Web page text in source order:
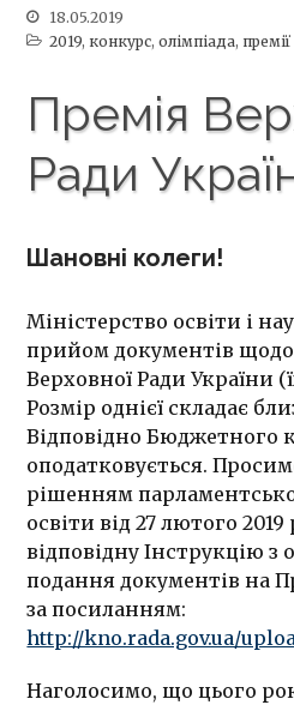
18.05.2019
2019, конкурс,олімпіада, премії
Премія
Ради
Шановні колеги!
Міністерство освіти і
прийом документів
Верховної Ради України
Розмір однієї складає
Відповідно Бюджетного
оподатковується.
рішенням
освіти від 27 лютого
відповідну Інструкцію
подання документів на
за посиланням:
http://kno.rada.gov.ua/
Наголосимо, що цього